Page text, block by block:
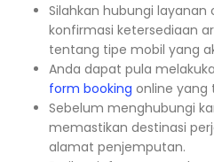
Silahkan hubungi
konfirmasi ketersediaan
tentang tipe mobil yang
Anda dapat pula
form booking online yang
Sebelum menghubungi
memastikan destinasi
alamat penjemputan.